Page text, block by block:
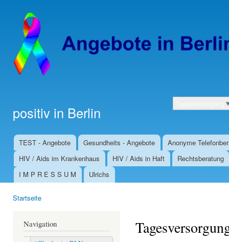
positiv in Berlin Kategorien
Hauptmenü
TEST - Angebote Gesundheits - Angebote
Anonyme
HIV / Aids im Krankenhaus
HIV / Aids in Haft
Rechtsberatung
I M P R E S S U M
Ulrichs
Startseite
Navigation